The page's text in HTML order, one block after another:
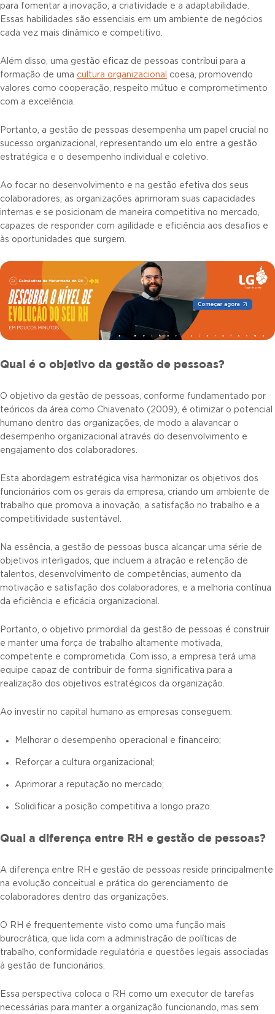
para fomentar a inovação, a criatividade e a adaptabilidade.
Essas habilidades são essenciais em um ambiente de negócios
cada vez mais dinâmico e competitivo.
Além disso, uma gestão eficaz de pessoas contribui para a
formação de uma cultura organizacional
coesa, promovendo
valores como cooperação, respeito mútuo e comprometimento
com a excelência.
Portanto, a gestão de pessoas desempenha um papel crucial no
sucesso organizacional, representando um elo entre a gestão
estratégica e o desempenho individual e coletivo.
Ao focar no desenvolvimento e na gestão efetiva dos seus
colaboradores, as organizações aprimoram suas capacidades
internas e se posicionam de maneira competitiva no mercado,
capazes de responder com agilidade e eficiência aos desafios e
às oportunidades que surgem.
Qual é o objetivo da gestão de pessoas?
O objetivo da gestão de pessoas, conforme fundamentado por
teóricos da área como Chiavenato (2009), é otimizar o potencial
humano dentro das organizações, de modo a alavancar o
desempenho organizacional através do desenvolvimento e
engajamento dos colaboradores.
Esta abordagem estratégica visa harmonizar os objetivos dos
funcionários com os gerais da empresa, criando um ambiente de
trabalho que promova a inovação, a satisfação no trabalho e a
competitividade sustentável.
Na essência, a gestão de pessoas busca alcançar uma série de
objetivos interligados, que incluem a atração e retenção de
talentos, desenvolvimento de competências, aumento da
motivação e satisfação dos colaboradores, e a melhoria contínua
da eficiência e eficácia organizacional.
Portanto, o objetivo primordial da gestão de pessoas é construir
e manter uma força de trabalho altamente motivada,
competente e comprometida. Com isso, a empresa terá uma
equipe capaz de contribuir de forma significativa para a
realização dos objetivos estratégicos da organização.
Ao investir no capital humano as empresas conseguem:
Melhorar o desempenho operacional e financeiro;
Reforçar a cultura organizacional;
Aprimorar a reputação no mercado;
Solidificar a posição competitiva a longo prazo.
Qual a diferença entre RH e gestão de pessoas?
A diferença entre RH e gestão de pessoas reside principalmente
na evolução conceitual e prática do gerenciamento de
colaboradores dentro das organizações.
O RH é frequentemente visto como uma função mais
burocrática, que lida com a administração de políticas de
trabalho, conformidade regulatória e questões legais associadas
à gestão de funcionários.
Essa perspectiva coloca o RH como um executor de tarefas
necessárias para manter a organização funcionando, mas sem